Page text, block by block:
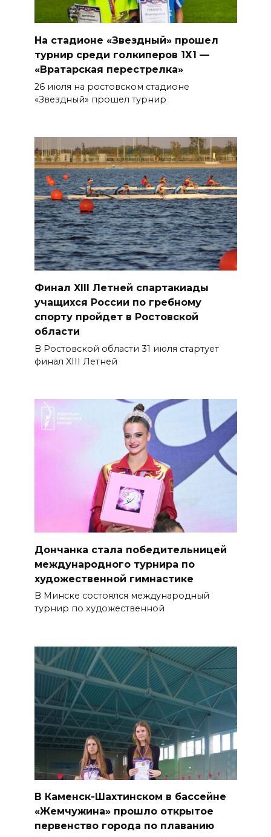
На стадионе «Звездный» прошел
турнир среди голкиперов 1Х1 —
«Вратарская перестрелка»
26 июля на ростовском стадионе
«Звездный» прошел турнир
Финал XIII Летней спартакиады
учащихся России по гребному
спорту пройдет в Ростовской
области
В Ростовской области 31 июля стартует
финал XIII Летней
Дончанка стала победительницей
международного турнира по
художественной гимнастике
В Минске состоялся международный
турнир по художественной
В Каменск-Шахтинском в бассейне
«Жемчужина» прошло открытое
первенство города по плаванию